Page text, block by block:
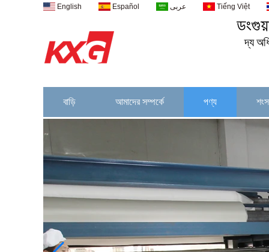
English Español عربى Tiếng Việt
দ্য
বাড়ি আমাদের সম্পর্কে পণ্য